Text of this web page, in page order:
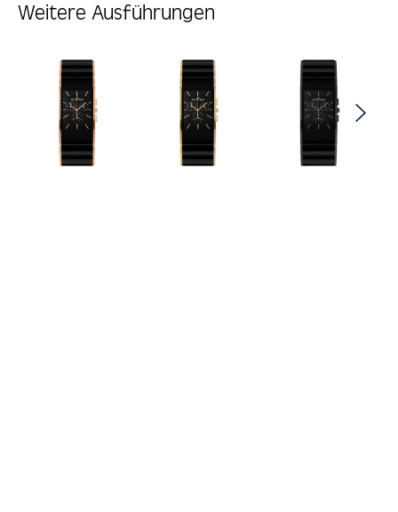
Weitere Ausführungen
Produktgalerie überspringen